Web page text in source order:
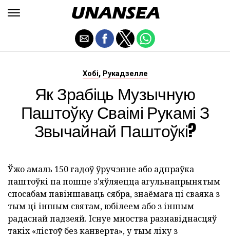
Хобі, Рукадзелле
Як Зрабіць Музычную
Паштоўку Сваімі Рукамі З
Звычайнай Паштоўкі?
Ўжо амаль 150 гадоў ўручэнне або адпраўка
паштоўкі па пошце з'яўляецца агульнапрынятым
спосабам павіншаваць сябра, знаёмага ці сваяка з
тым ці іншым святам, юбілеем або з іншым
радаснай падзеяй. Існуе мноства разнавіднасцяў
такіх «лістоў без канверта», у тым ліку з